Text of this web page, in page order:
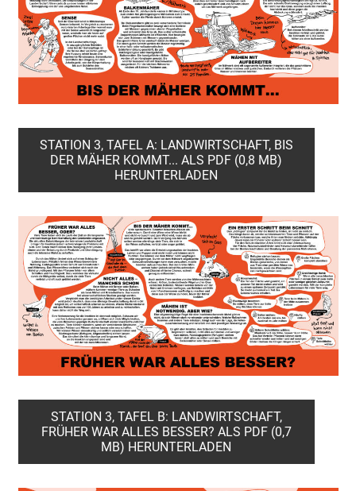
STATION 3, TAFEL A: LANDWIRTSCHAFT, BIS
DER MÄHER KOMMT... ALS PDF (0,8 MB)
HERUNTERLADEN
STATION 3, TAFEL B: LANDWIRTSCHAFT,
FRÜHER WAR ALLES BESSER? ALS PDF (0,7
MB) HERUNTERLADEN